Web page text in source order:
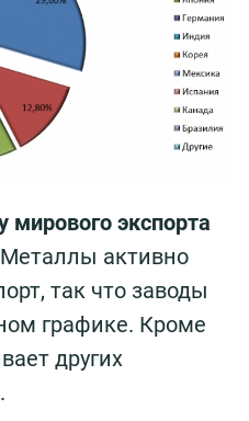
мирового экспорта
Металлы активно
так что заводы
графике. Кроме
других